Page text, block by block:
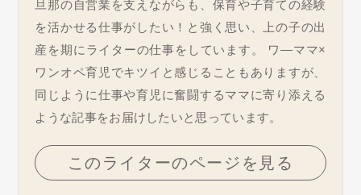
旦那の自営業を支えながらも、保育や子育ての経験
を活かせる仕事がしたい！と強く思い、上の子の出
産を期にライターの仕事をしています。 ワ―ママ×
ワンオペ育児でキツイと感じることもありますが、
同じように仕事や育児に奮闘するママに寄り添える
ような記事をお届けしたいと思っています。
このライターのページを見る